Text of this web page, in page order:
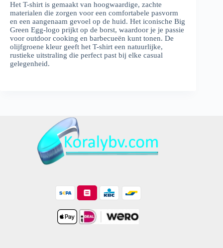
Het T-shirt is gemaakt van hoogwaardige, zachte
materialen die zorgen voor een comfortabele pasvorm
en een aangenaam gevoel op de huid. Het iconische Big
Green Egg-logo prijkt op de borst, waardoor je je passie
voor outdoor cooking en barbecueën kunt tonen. De
olijfgroene kleur geeft het T-shirt een natuurlijke,
rustieke uitstraling die perfect past bij elke casual
gelegenheid.